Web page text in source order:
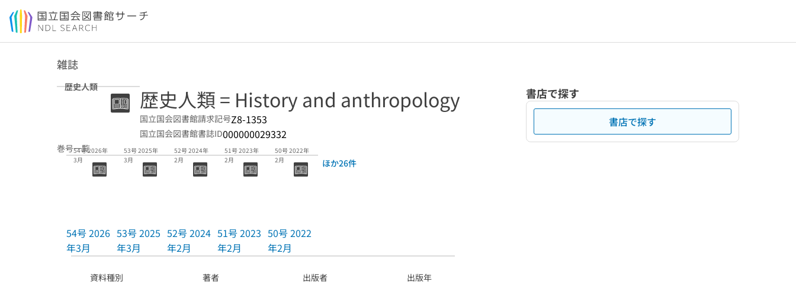
本文へ移動
雑誌
歴史人類 歴史人類 = History and anthropology
国立国会図書館請求記号Z8-1353
国立国会図書館書誌ID000000029332
巻号一覧54号 2026年
3月
54号 2026
年3月
53号 2025年
3月
53号 2025
年3月
52号 2024年
2月
52号 2024
年2月
51号 2023年
2月
51号 2023
年2月
50号 2022年
2月
50号 2022
年2月
ほか26件
資料種別 著者 出版者 出版年
書店で探す
書店で探す